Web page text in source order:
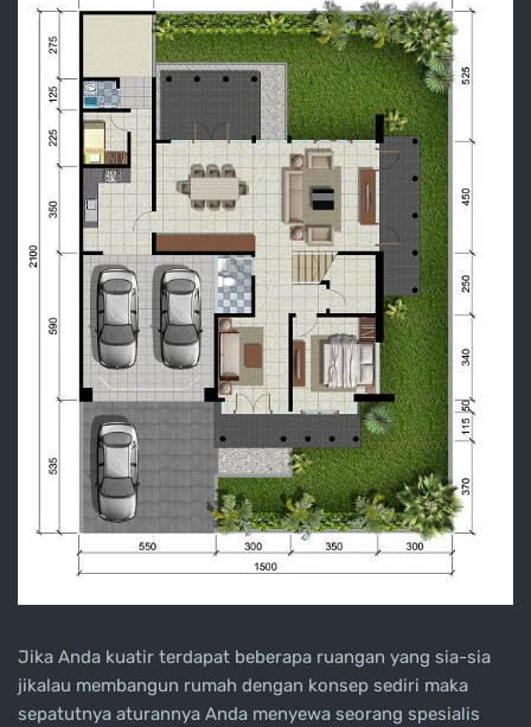
Jika Anda kuatir terdapat beberapa ruangan yang sia-sia
jikalau membangun rumah dengan konsep sediri maka
sepatutnya aturannya Anda menyewa seorang spesialis